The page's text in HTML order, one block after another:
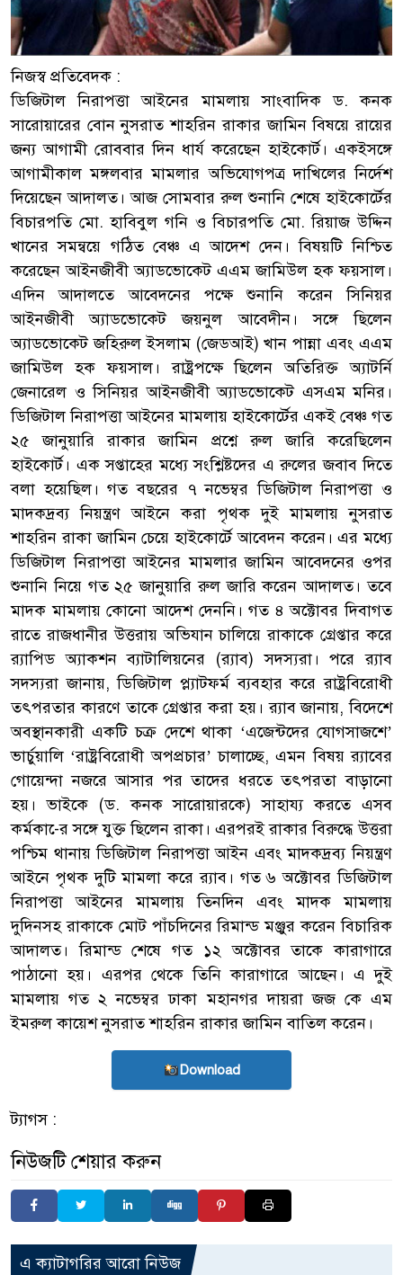
নিজস্ব প্রতিবেদক :
ডিজিটাল নিরাপত্তা আইনের মামলায় সাংবাদিক ড. কনক
সারোয়ারের বোন নুসরাত শাহরিন রাকার জামিন বিষয়ে রায়ের
জন্য আগামী রোববার দিন ধার্য করেছেন হাইকোর্ট। একইসঙ্গে
আগামীকাল মঙ্গলবার মামলার অভিযোগপত্র দাখিলের নির্দেশ
দিয়েছেন আদালত। আজ সোমবার রুল শুনানি শেষে হাইকোর্টের
বিচারপতি মো. হাবিবুল গনি ও বিচারপতি মো. রিয়াজ উদ্দিন
খানের সমন্বয়ে গঠিত বেঞ্চ এ আদেশ দেন। বিষয়টি নিশ্চিত
করেছেন আইনজীবী অ্যাডভোকেট এএম জামিউল হক ফয়সাল।
এদিন আদালতে আবেদনের পক্ষে শুনানি করেন সিনিয়র
আইনজীবী অ্যাডভোকেট জয়নুল আবেদীন। সঙ্গে ছিলেন
অ্যাডভোকেট জহিরুল ইসলাম (জেডআই) খান পান্না এবং এএম
জামিউল হক ফয়সাল। রাষ্ট্রপক্ষে ছিলেন অতিরিক্ত অ্যাটর্নি
জেনারেল ও সিনিয়র আইনজীবী অ্যাডভোকেট এসএম মনির।
ডিজিটাল নিরাপত্তা আইনের মামলায় হাইকোর্টের একই বেঞ্চ গত
২৫ জানুয়ারি রাকার জামিন প্রশ্নে রুল জারি করেছিলেন
হাইকোর্ট। এক সপ্তাহের মধ্যে সংশ্লিষ্টদের এ রুলের জবাব দিতে
বলা হয়েছিল। গত বছরের ৭ নভেম্বর ডিজিটাল নিরাপত্তা ও
মাদকদ্রব্য নিয়ন্ত্রণ আইনে করা পৃথক দুই মামলায় নুসরাত
শাহরিন রাকা জামিন চেয়ে হাইকোর্টে আবেদন করেন। এর মধ্যে
ডিজিটাল নিরাপত্তা আইনের মামলার জামিন আবেদনের ওপর
শুনানি নিয়ে গত ২৫ জানুয়ারি রুল জারি করেন আদালত। তবে
মাদক মামলায় কোনো আদেশ দেননি। গত ৪ অক্টোবর দিবাগত
রাতে রাজধানীর উত্তরায় অভিযান চালিয়ে রাকাকে গ্রেপ্তার করে
র‌্যাপিড অ্যাকশন ব্যাটালিয়নের (র‌্যাব) সদস্যরা। পরে র‌্যাব
সদস্যরা জানায়, ডিজিটাল প্ল্যাটফর্ম ব্যবহার করে রাষ্ট্রবিরোধী
তৎপরতার কারণে তাকে গ্রেপ্তার করা হয়। র‌্যাব জানায়, বিদেশে
অবস্থানকারী একটি চক্র দেশে থাকা ‘এজেন্টদের যোগসাজশে’
ভার্চুয়ালি ‘রাষ্ট্রবিরোধী অপপ্রচার’ চালাচ্ছে, এমন বিষয় র‌্যাবের
গোয়েন্দা নজরে আসার পর তাদের ধরতে তৎপরতা বাড়ানো
হয়। ভাইকে (ড. কনক সারোয়ারকে) সাহায্য করতে এসব
কর্মকা-ের সঙ্গে যুক্ত ছিলেন রাকা। এরপরই রাকার বিরুদ্ধে উত্তরা
পশ্চিম থানায় ডিজিটাল নিরাপত্তা আইন এবং মাদকদ্রব্য নিয়ন্ত্রণ
আইনে পৃথক দুটি মামলা করে র‌্যাব। গত ৬ অক্টোবর ডিজিটাল
নিরাপত্তা আইনের মামলায় তিনদিন এবং মাদক মামলায়
দুদিনসহ রাকাকে মোট পাঁচদিনের রিমান্ড মঞ্জুর করেন বিচারিক
আদালত। রিমান্ড শেষে গত ১২ অক্টোবর তাকে কারাগারে
পাঠানো হয়। এরপর থেকে তিনি কারাগারে আছেন। এ দুই
মামলায় গত ২ নভেম্বর ঢাকা মহানগর দায়রা জজ কে এম
ইমরুল কায়েশ নুসরাত শাহরিন রাকার জামিন বাতিল করেন।
Download
ট্যাগস :
নিউজটি শেয়ার করুন
এ ক্যাটাগরির আরো নিউজ